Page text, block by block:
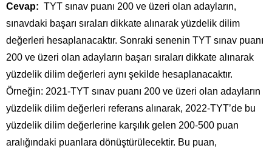
Cevap: TYT sınav puanı 200 ve üzeri olan adayların,
sınavdaki başarı sıraları dikkate alınarak yüzdelik dilim
değerleri hesaplanacaktır. Sonraki senenin TYT sınav puanı
200 ve üzeri olan adayların başarı sıraları dikkate alınarak
yüzdelik dilim değerleri aynı şekilde hesaplanacaktır.
Örneğin: 2021-TYT sınav puanı 200 ve üzeri olan adayların
yüzdelik dilim değerleri referans alınarak, 2022-TYT’de bu
yüzdelik dilim değerlerine karşılık gelen 200-500 puan
aralığındaki puanlara dönüştürülecektir. Bu puan,